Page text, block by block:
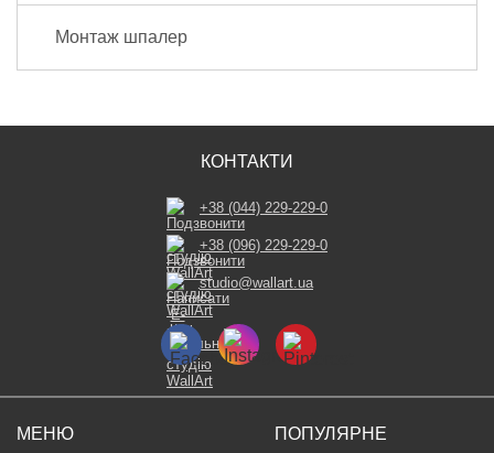
Монтаж шпалер
МЕНЮ ПОПУЛЯРНЕ
КОНТАКТИ
+38 (044) 229-229-0
+38 (096) 229-229-0
studio@wallart.ua